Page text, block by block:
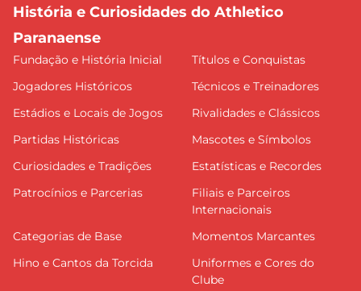
História e Curiosidades do Athletico
Paranaense
Fundação e História Inicial
Títulos e Conquistas
Jogadores Históricos
Técnicos e Treinadores
Estádios e Locais de Jogos
Rivalidades e Clássicos
Partidas Históricas
Mascotes e Símbolos
Curiosidades e Tradições
Estatísticas e Recordes
Patrocínios e Parcerias
Filiais e Parceiros
Internacionais
Categorias de Base
Momentos Marcantes
Hino e Cantos da Torcida
Uniformes e Cores do
Clube